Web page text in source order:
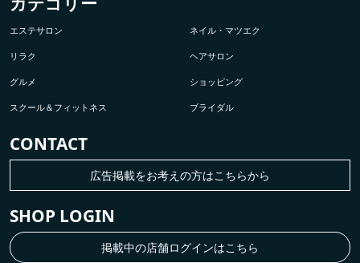
エステサロン ネイル・マツエク
リラク ヘアサロン
グルメ ショッピング
スクール＆フィットネス ブライダル
SHOP LOGIN
掲載中の店舗ログインはこちら
CONTACT
広告掲載をお考えの方はこちらから